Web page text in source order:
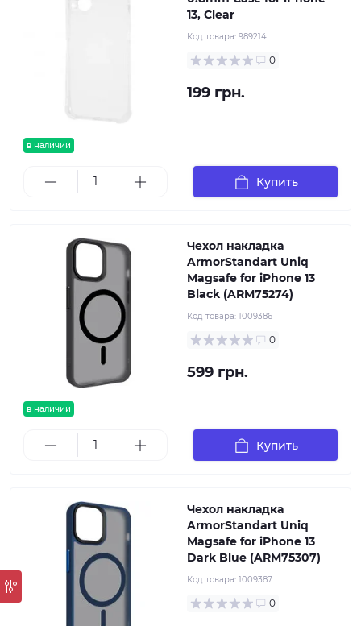
в наличии
13, Clear
Код товара: 989214
0
199 грн.
Купить
в наличии
Чехол накладка
ArmorStandart Uniq
Magsafe for iPhone 13
Black (ARM75274)
Код товара: 1009386
0
599 грн.
Купить
Чехол накладка
ArmorStandart Uniq
Magsafe for iPhone 13
Dark Blue (ARM75307)
Код товара: 1009387
0